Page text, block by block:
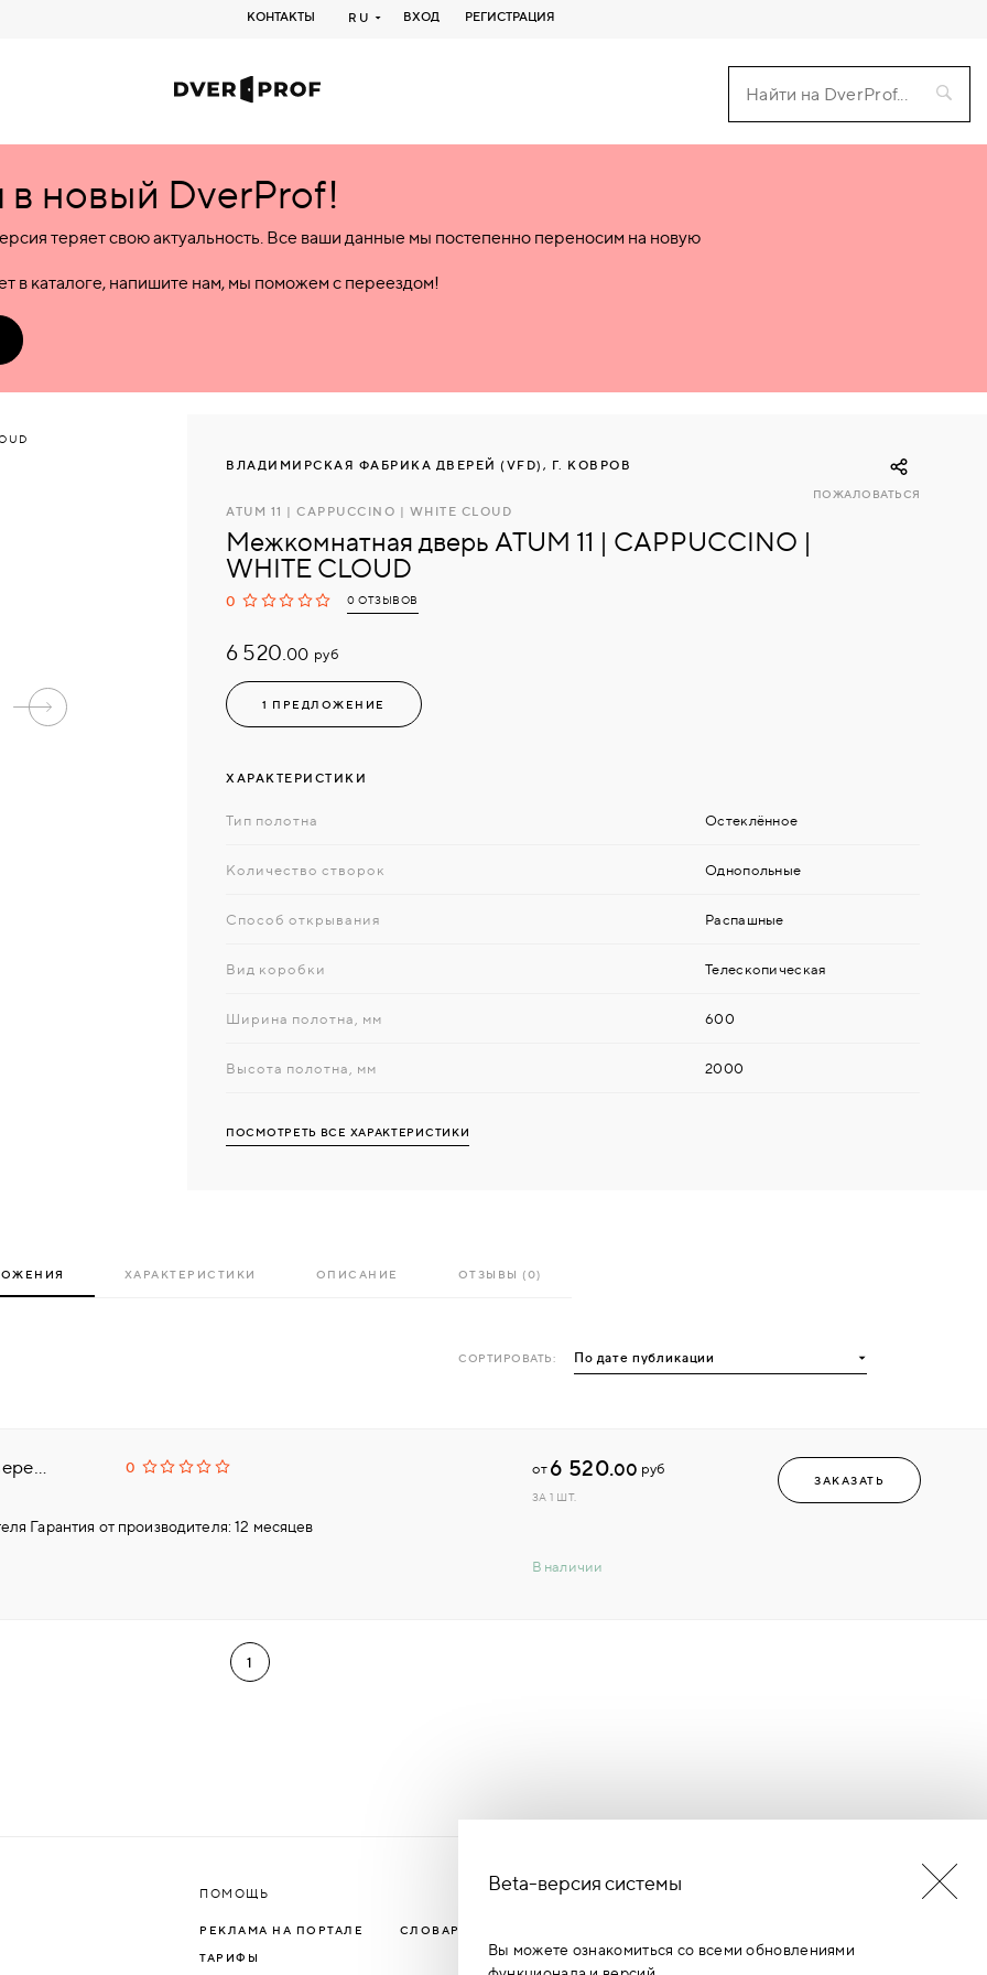
КОНТАКТЫ RU ВХОД РЕГИСТРАЦИЯ
новый DverProf!
теряет свою актуальность. Все ваши данные мы постепенно переносим на новую
в каталоге, напишите нам, мы поможем с переездом!
ВЛАДИМИРСКАЯ ФАБРИКА ДВЕРЕЙ (VFD), Г. КОВРОВ
ATUM 11 | CAPPUCCINO | WHITE CLOUD
Межкомнатная дверь ATUM 11 | CAPPUCCINO |
WHITE CLOUD
0 0 ОТЗЫВОВ
6 520.00 руб
1 ПРЕДЛОЖЕНИЕ
ПОЖАЛОВАТЬСЯ
ХАРАКТЕРИСТИКИ
Тип полотна Остеклённое
Количество створок Однопольные
Способ открывания Распашные
Вид коробки Телескопическая
Ширина полотна, мм 600
Высота полотна, мм 2000
ПОСМОТРЕТЬ ВСЕ ХАРАКТЕРИСТИКИ
ХАРАКТЕРИСТИКИ ОПИСАНИЕ ОТЗЫВЫ (0)
СОРТИРОВАТЬ:
0
Гарантия от производителя: 12 месяцев
В наличии
от6 520.00 руб
ЗА 1 ШТ.
ЗАКАЗАТЬ
1
ПОМОЩЬ
РЕКЛАМА НА ПОРТАЛЕ СЛОВАРЬ ТЕРМИНОВ
ТАРИФЫ
БУДЬ В КУРСЕ НОВОСТЕЙ
Beta-версия системы
Вы можете ознакомиться со всеми обновлениями